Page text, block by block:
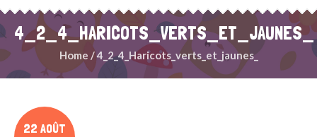
4_2_4_HARICOTS_VERTS_ET_JAUNES_
Home /4_2_4_Haricots_verts_et_jaunes_
22 AOÛT